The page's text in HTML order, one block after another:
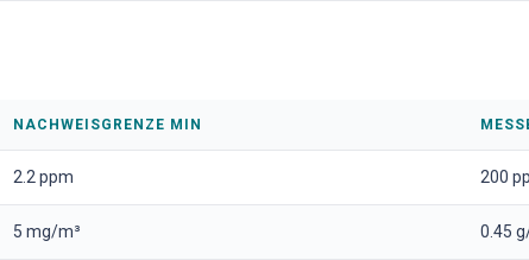
NACHWEISGRENZE MIN
2.2 ppm 200
5 mg/m³ 0.45